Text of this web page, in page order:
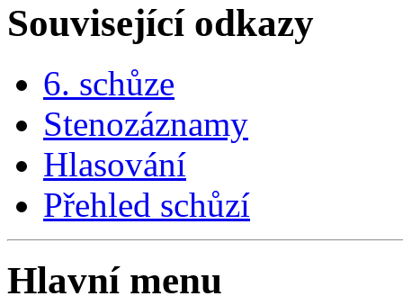
Související odkazy
6. schůze
Stenozáznamy
Hlasování
Přehled schůzí
Hlavní menu